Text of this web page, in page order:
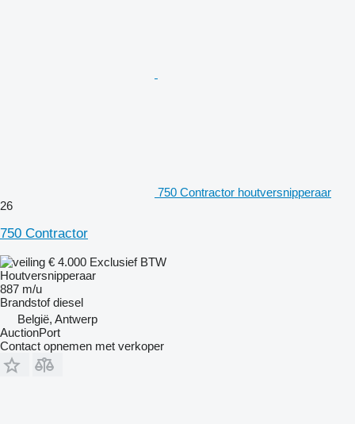
750 Contractor houtversnipperaar
26
750 Contractor
€ 4.000 Exclusief BTW
Houtversnipperaar
887 m/u
Brandstof diesel
België, Antwerp
AuctionPort
Contact opnemen met verkoper